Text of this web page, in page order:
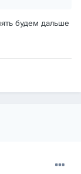
будем дальше